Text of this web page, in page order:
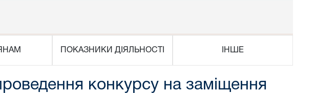
ПОКАЗНИКИ ДІЯЛЬНОСТІ ІНШЕ
конкурсу на заміщення